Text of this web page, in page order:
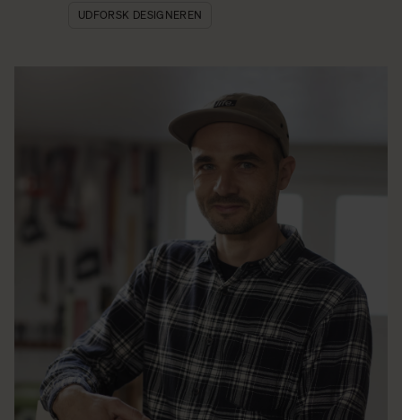
UDFORSK DESIGNEREN